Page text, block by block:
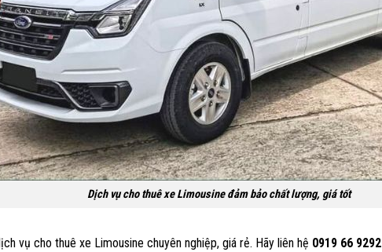
Dịch vụ cho thuê xe Limousine đảm bảo chất lượng, giá tốt
vụ cho thuê xe Limousine chuyên nghiệp, giá rẻ. Hãy liên hệ 0919 66 9292